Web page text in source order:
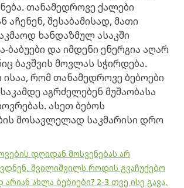
თანამედროვე ქალები
აჩენენ, შესაბამისად, მათი
ხანდაზმულ ასაკში
ბაბუები და იმდენი ენერგია აღარ
ბავშვის მოვლას სჭირდება.
ისაა, რომ თანამედროვე ბებოები
აგრძელებენ მუშაობასა
ასეთ ბებოს
მოსავლელად საკმარისი დრო
დღიდან მოსვენებას არ
შვილიშვილს როდის გვაჩუქებო
არიან ახლა ბებიები? 2-3 თვე ისე გავა,